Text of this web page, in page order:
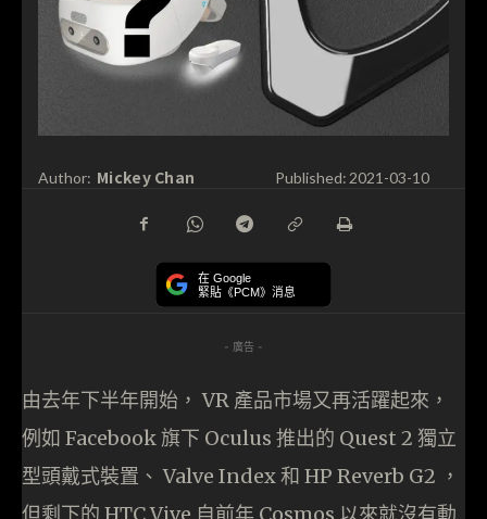
Author: Mickey Chan Published: 2021-03-10
在 Google
緊貼《PCM》消息
- 廣告 -
由去年下半年開始， VR 產品市場又再活躍起來，
例如 Facebook 旗下 Oculus 推出的 Quest 2 獨立
型頭戴式裝置、 Valve Index 和 HP Reverb G2 ，